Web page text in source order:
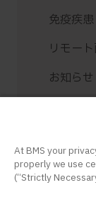
免疫疾患
リモー
お知らせ
At BMS your
properly we use
(“Strictly